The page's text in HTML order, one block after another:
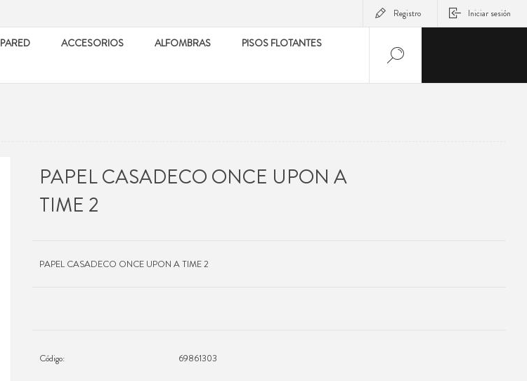
Registro Iniciar sesión
ACCESORIOS ALFOMBRAS
PISOS FLOTANTES
PAPEL CASADECO ONCE UPON A
TIME 2
PAPEL CASADECO ONCE UPON A TIME 2
Código: 69861303